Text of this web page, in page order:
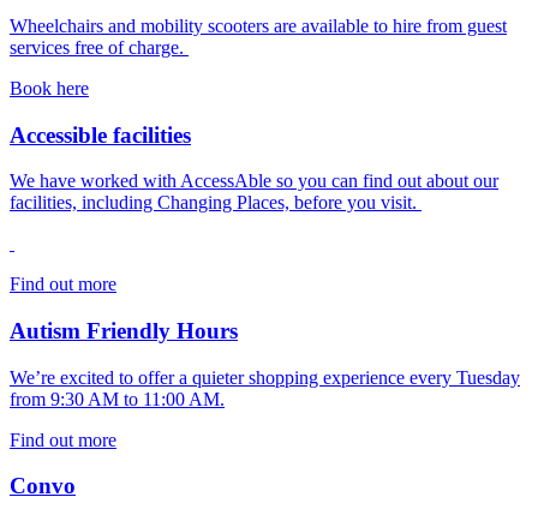
Wheelchairs and mobility scooters are available to hire from guest
services free of charge.
Book here
Accessible facilities
We have worked with AccessAble so you can find out about our
facilities, including Changing Places, before you visit.
Find out more
Autism Friendly Hours
We’re excited to offer a quieter shopping experience every Tuesday
from 9:30 AM to 11:00 AM.
Find out more
Convo